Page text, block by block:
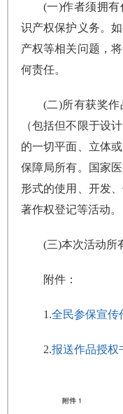
(一)作者须拥
识产权保护义务。
产权等相关问题，
何责任。
(二)所有获奖
（包括但不限于设
的一切平面、立体
保障局所有。国家
形式的使用、开发
著作权登记等活动。
(三)本次活动所
附件：
1.全民参保宣传
2.报送作品授权